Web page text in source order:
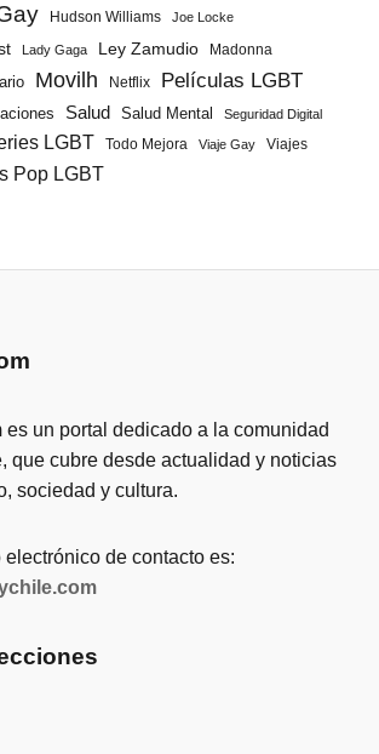
Hudson Williams Joe Locke
Lady Gaga Ley Zamudio Madonna
Movilh Netflix Películas LGBT
Salud Salud Mental Seguridad Digital
LGBT Todo Mejora Viaje Gay
Viajes
Pop LGBT
es un portal dedicado a la comunidad
que cubre desde actualidad y noticias
sociedad y cultura.
electrónico de contacto es: